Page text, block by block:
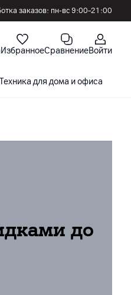
заказов: пн-вс 9:00–21:00
ИзбранноеСравнениеВойти
Техника для дома и офиса
до